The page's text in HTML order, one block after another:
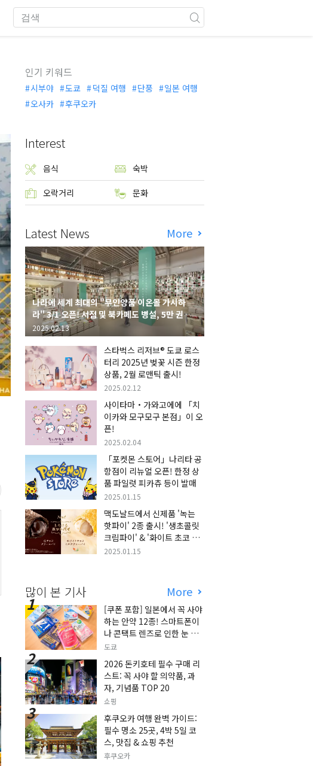
인기 키워드
시부야 도쿄 덕질 여행 단풍
일본 여행
오사카
후쿠오카
Interest
음식 숙박
오락거리 문화
Latest News More
나라에 세계 최대의 "무인양품 이온몰 가시하
라" 3/1 오픈! 서점 및 북카페도 병설, 5만 권의
"가시하라 서점"도 출점
2025.02.13
스타벅스 리저브® 도쿄 로스
터리 2025년 벚꽃 시즌 한정
상품, 2월 로맨틱 출시!
2025.02.12
사이타마・가와고에에 「치
이카와 모구모구 본점」이 오
픈!
2025.02.04
「포켓몬 스토어」나리타 공
항점이 리뉴얼 오픈! 한정 상
품 파일럿 피카츄 등이 발매
2025.01.15
맥도날드에서 신제품 '녹는
핫파이' 2종 출시! '생초콜릿
크림파이' & '화이트 초코 밀
크티 파이' 출시!
2025.01.15
많이 본 기사 More
[쿠폰 포함] 일본에서 꼭 사야
하는 안약 12종! 스마트폰이
나 콘택트 렌즈로 인한 눈 피
로에 최적!
도쿄
2026 돈키호테 필수 구매 리
스트: 꼭 사야 할 의약품, 과
자, 기념품 TOP 20
쇼핑
후쿠오카 여행 완벽 가이드:
필수 명소 25곳, 4박 5일 코
스, 맛집 & 쇼핑 추천
후쿠오카